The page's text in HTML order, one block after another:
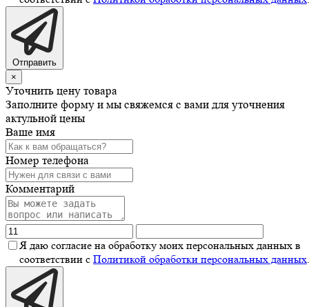
Отправить
×
Уточнить цену товара
Заполните форму и мы свяжемся с вами для уточнения
актульной цены
Ваше имя
Номер телефона
Комментарий
Я даю согласие на обработку моих персональных данных в
соответствии с Политикой обработки персональных данных